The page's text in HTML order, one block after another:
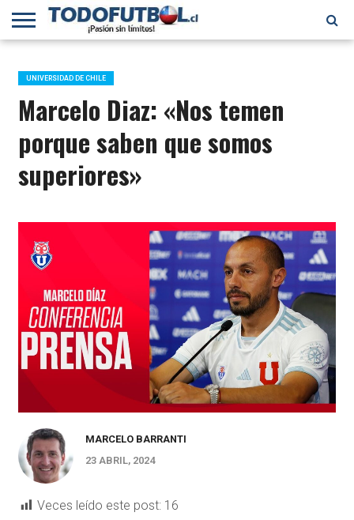
PRIMERA
B
SELECCIÓN
CHILENA
CHILENOS
EN EL
MUNDO
FÚTBOL
INTERNACIONAL
UNIVERSIDAD DE CHILE
Marcelo Diaz: «Nos temen
porque saben que somos
superiores»
MARCELO BARRANTI
23 ABRIL, 2024
Veces leído este post: 16